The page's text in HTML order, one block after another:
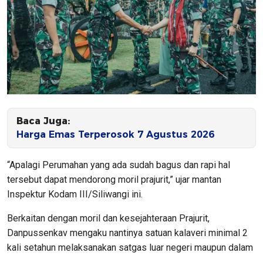
Baca Juga:
Harga Emas Terperosok 7 Agustus 2026
“Apalagi Perumahan yang ada sudah bagus dan rapi hal
tersebut dapat mendorong moril prajurit,” ujar mantan
Inspektur Kodam III/Siliwangi ini.
Berkaitan dengan moril dan kesejahteraan Prajurit,
Danpussenkav mengaku nantinya satuan kalaveri minimal 2
kali setahun melaksanakan satgas luar negeri maupun dalam